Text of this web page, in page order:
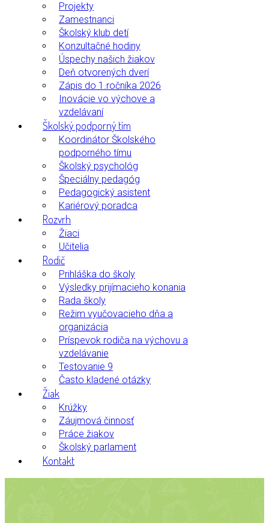
Projekty
Zamestnanci
Školský klub detí
Konzultačné hodiny
Úspechy našich žiakov
Deň otvorených dverí
Zápis do 1.ročníka 2026
Inovácie vo výchove a
vzdelávaní
Školský podporný tím
Koordinátor Školského
podporného tímu
Školský psychológ
Špeciálny pedagóg
Pedagogický asistent
Kariérový poradca
Rozvrh
Žiaci
Učitelia
Rodič
Prihláška do školy
Výsledky prijímacieho konania
Rada školy
Režim vyučovacieho dňa a
organizácia
Príspevok rodiča na výchovu a
vzdelávanie
Testovanie 9
Často kladené otázky
Žiak
Krúžky
Záujmová činnosť
Práce žiakov
Školský parlament
Kontakt